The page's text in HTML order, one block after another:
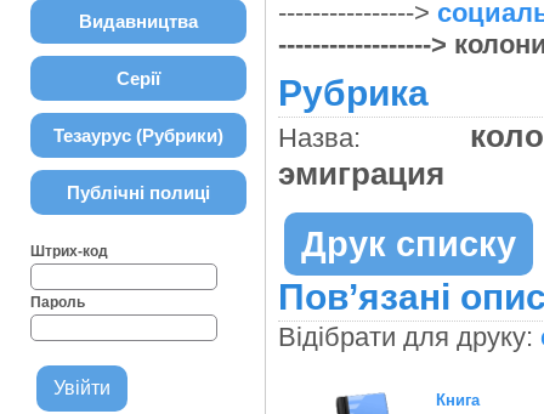
Видавництва
Серії
Тезаурус (Рубрики)
Публічні полиці
Штрих-код
Пароль
---------------->
------------------>
Рубрика
Назва:
эмиграция
Друк списку
Пов’язані
Відібрати для друку:
Книга